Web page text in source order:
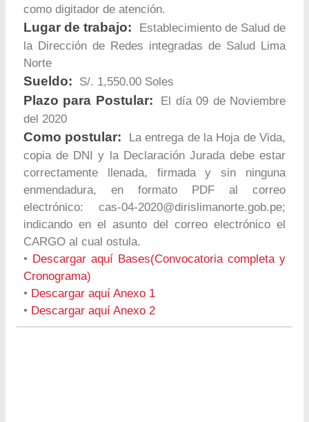
como digitador de atención.
Lugar de trabajo:
Establecimiento de Salud de
la Dirección de Redes integradas de Salud Lima
Norte
Sueldo: S/. 1,550.00 Soles
Plazo para Postular:
El día 09 de Noviembre
del 2020
Como postular:
La entrega de la Hoja de Vida,
copia de DNI y la Declaración Jurada debe estar
correctamente llenada, firmada y sin ninguna
enmendadura, en formato PDF al correo
electrónico: cas-04-2020@dirislimanorte.gob.pe;
indicando en el asunto del correo electrónico el
CARGO al cual ostula.
• Descargar aquí Bases(Convocatoria completa y
Cronograma)
• Descargar aquí Anexo 1
• Descargar aquí Anexo 2